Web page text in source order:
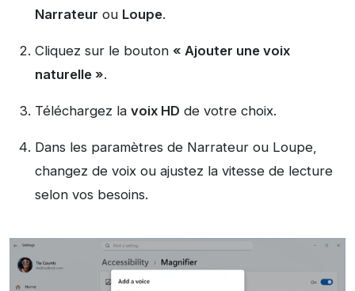
Narrateur ou Loupe.
Cliquez sur le bouton « Ajouter une voix
naturelle ».
Téléchargez la voix HD de votre choix.
Dans les paramètres de Narrateur ou Loupe,
changez de voix ou ajustez la vitesse de lecture
selon vos besoins.